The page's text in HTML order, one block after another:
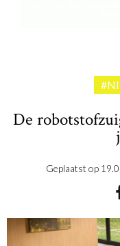
De
Geplaatst op